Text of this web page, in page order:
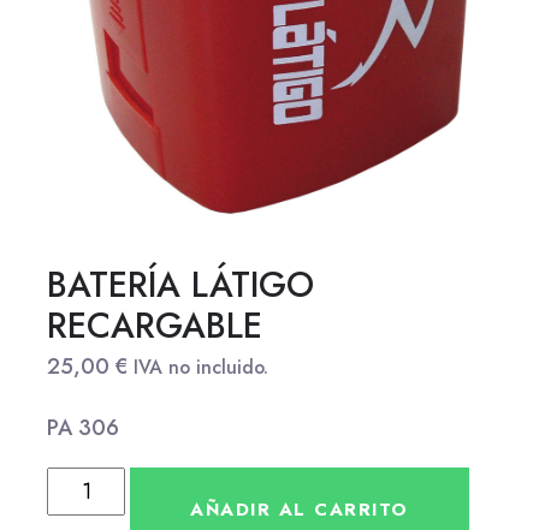
BATERÍA LÁTIGO
RECARGABLE
25,00 € IVA no incluido.
PA 306
AÑADIR AL CARRITO